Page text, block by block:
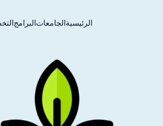
الرئيسيةالجامعاتالبرامج